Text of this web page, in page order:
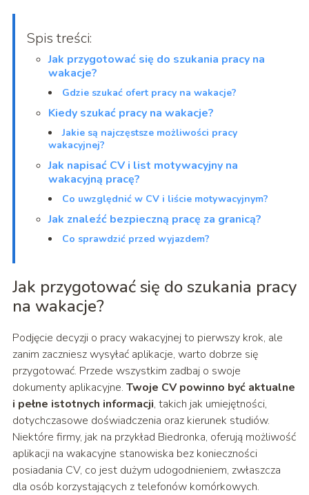
Spis treści:
Jak przygotować się do szukania pracy na
wakacje?
Gdzie szukać ofert pracy na wakacje?
Kiedy szukać pracy na wakacje?
Jakie są najczęstsze możliwości pracy
wakacyjnej?
Jak napisać CV i list motywacyjny na
wakacyjną pracę?
Co uwzględnić w CV i liście motywacyjnym?
Jak znaleźć bezpieczną pracę za granicą?
Co sprawdzić przed wyjazdem?
Jak przygotować się do szukania pracy
na wakacje?
Podjęcie decyzji o pracy wakacyjnej to pierwszy krok, ale
zanim zaczniesz wysyłać aplikacje, warto dobrze się
przygotować. Przede wszystkim zadbaj o swoje
dokumenty aplikacyjne. Twoje CV powinno być aktualne
i pełne istotnych informacji, takich jak umiejętności,
dotychczasowe doświadczenia oraz kierunek studiów.
Niektóre firmy, jak na przykład Biedronka, oferują możliwość
aplikacji na wakacyjne stanowiska bez konieczności
posiadania CV, co jest dużym udogodnieniem, zwłaszcza
dla osób korzystających z telefonów komórkowych.